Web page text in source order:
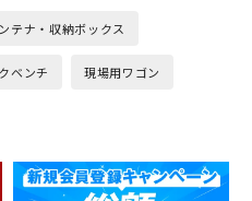
テナ・収納ボックス
ベンチ 現場用ワゴン